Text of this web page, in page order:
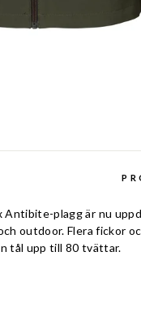
Antibite-plagg är nu
outdoor. Flera fickor
tål upp till 80 tvättar.